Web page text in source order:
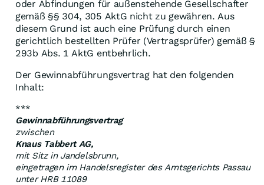
oder Abfindungen für außenstehende Gesellschafter
gemäß §§ 304, 305 AktG nicht zu gewähren. Aus
diesem Grund ist auch eine Prüfung durch einen
gerichtlich bestellten Prüfer (Vertragsprüfer) gemäß §
293b Abs. 1 AktG entbehrlich.
Der Gewinnabführungsvertrag hat den folgenden
Inhalt:
***
Gewinnabführungsvertrag
zwischen
Knaus Tabbert AG,
mit Sitz in Jandelsbrunn,
eingetragen im Handelsregister des Amtsgerichts Passau
unter HRB 11089